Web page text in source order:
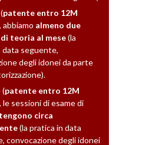
patente entro 12M
abbiamo almeno due
teoria al mese(la
data seguente,
degli idonei da parte
(patente entro 12M
le sessioni di esame di
circa
(la pratica in data
convocazione degli idonei